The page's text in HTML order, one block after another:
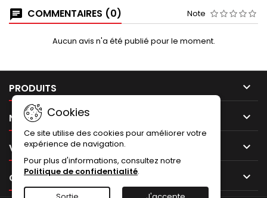
COMMENTAIRES (0) Note
Aucun avis n'a été publié pour le moment.
PRODUITS 
NOTRE SOCIÉTÉ 
VOTRE COMPTE 
CONTACT 
Cookies
Ce site utilise des cookies pour améliorer votre
expérience de navigation.
Pour plus d'informations, consultez notre
Politique de confidentialité.